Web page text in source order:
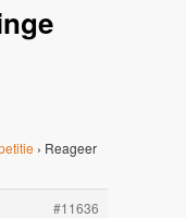
› Reageer
#11636